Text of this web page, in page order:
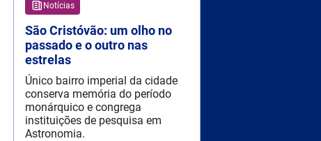
Notícias
São Cristóvão: um olho no
passado e o outro nas
estrelas
Único bairro imperial da cidade
conserva memória do período
monárquico e congrega
instituições de pesquisa em
Astronomia.